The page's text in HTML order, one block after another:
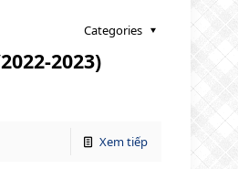
Categories
2023)
Xem tiếp